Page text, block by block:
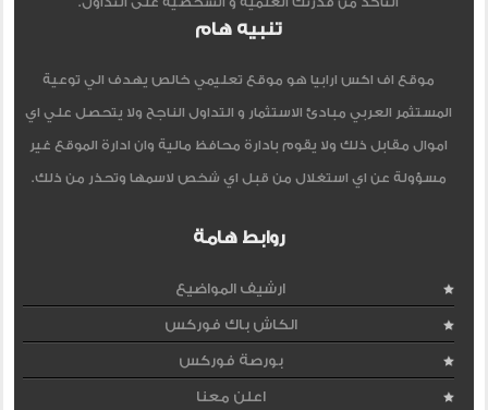
تنبيه هام
موقع اف اكس ارابيا هو موقع تعليمي خالص يهدف الي توعية
المستثمر العربي مبادئ الاستثمار و التداول الناجح ولا يتحصل علي اي
اموال مقابل ذلك ولا يقوم بادارة محافظ مالية وان ادارة الموقع غير
مسؤولة عن اي استغلال من قبل اي شخص لاسمها وتحذر من ذلك.
روابط هامة
ارشيف المواضيع
الكاش باك فوركس
بورصة فوركس
اعلن معنا